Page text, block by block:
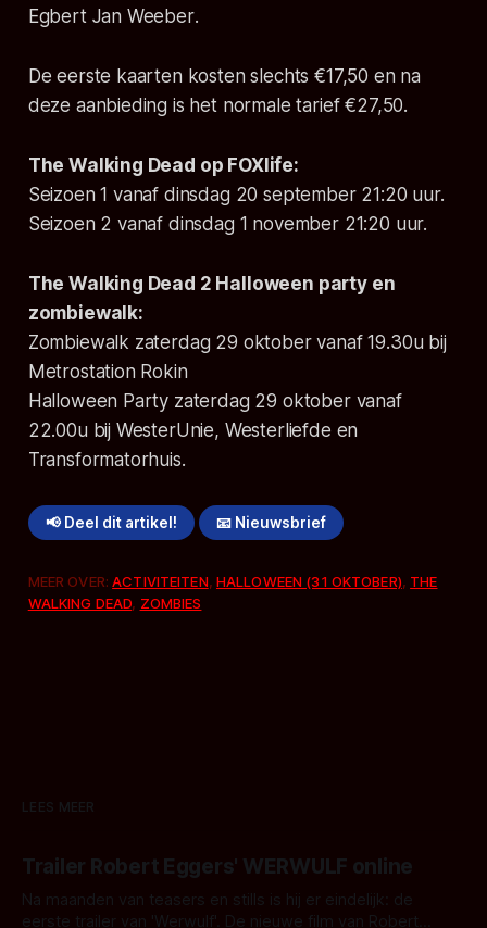
Egbert Jan Weeber.
De eerste kaarten kosten slechts €17,50 en na
deze aanbieding is het normale tarief €27,50.
The Walking Dead op FOXlife:
Seizoen 1 vanaf dinsdag 20 september 21:20 uur.
Seizoen 2 vanaf dinsdag 1 november 21:20 uur.
The Walking Dead 2 Halloween party en
zombiewalk:
Zombiewalk zaterdag 29 oktober vanaf 19.30u bij
Metrostation Rokin
Halloween Party zaterdag 29 oktober vanaf
22.00u bij WesterUnie, Westerliefde en
Transformatorhuis.
📢 Deel dit artikel! 📧 Nieuwsbrief
MEER OVER:ACTIVITEITEN, HALLOWEEN (31 OKTOBER), THE
WALKING DEAD, ZOMBIES
LEES MEER
Trailer Robert Eggers' WERWULF online
Na maanden van teasers en stills is hij er eindelijk: de
eerste trailer van 'Werwulf'. De nieuwe film van Robert